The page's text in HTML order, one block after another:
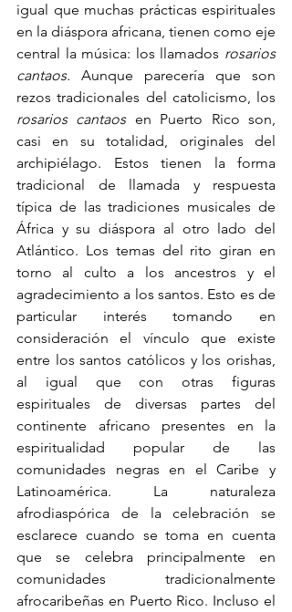
igual que muchas prácticas espirituales
en la diáspora africana, tienen como eje
central la música: los llamados rosarios
cantaos. Aunque parecería que son
rosarios cantaos en Puerto Rico son,
casi en su totalidad, originales del
archipiélago. Estos tienen la forma
tradicional de llamada y respuesta
típica de las tradiciones musicales de
África y su diáspora al otro lado del
Atlántico. Los temas del rito giran en
torno al culto a los ancestros y el
agradecimiento a los santos. Esto es de
particular interés tomando en
consideración el vínculo que existe
entre los santos católicos y los orishas,
al igual que con otras figuras
espirituales de diversas partes del
continente africano presentes en la
espiritualidad popular de las
comunidades negras en el Caribe y
Latinoamérica. La naturaleza
afrodiaspórica de la celebración se
esclarece cuando se toma en cuenta
que se celebra principalmente en
comunidades tradicionalmente
afrocaribeñas en Puerto Rico. Incluso el